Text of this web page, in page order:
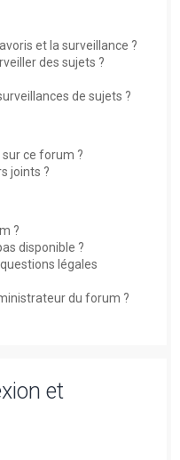
et la surveillance ?
des sujets ?
de sujets ?
ce forum ?
joints ?
?
disponible ?
légales
du forum ?
et